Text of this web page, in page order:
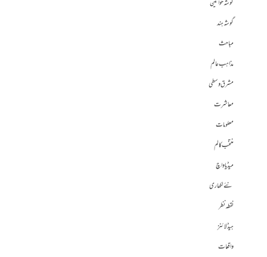
گوشہ خواتین
گوشہ ہند
مباحث
مذاہب عالم
مشرق وسطی
معاشرت
معلومات
منتخب کالم
میڈیا واچ
نئے لکھاری
نقطہ نظر
ہیڈلائنز
واقعات